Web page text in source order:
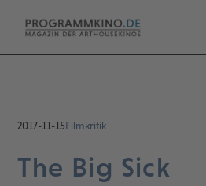
2017-11-15Filmkritik
The Big Sick